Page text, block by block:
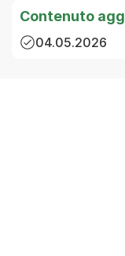
Contenuto
04.05.2026